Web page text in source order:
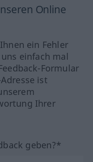
Online
ein Fehler
einfach mal
Formular
ist
Ihrer
geben?*